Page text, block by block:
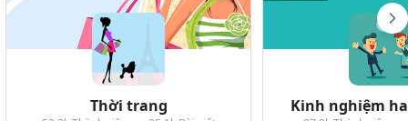
Thời trang Kinh nghiệm